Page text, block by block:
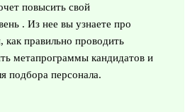
повысить свой
. Из нее вы узнаете про
правильно проводить
метапрограммы кандидатов и
подбора персонала.